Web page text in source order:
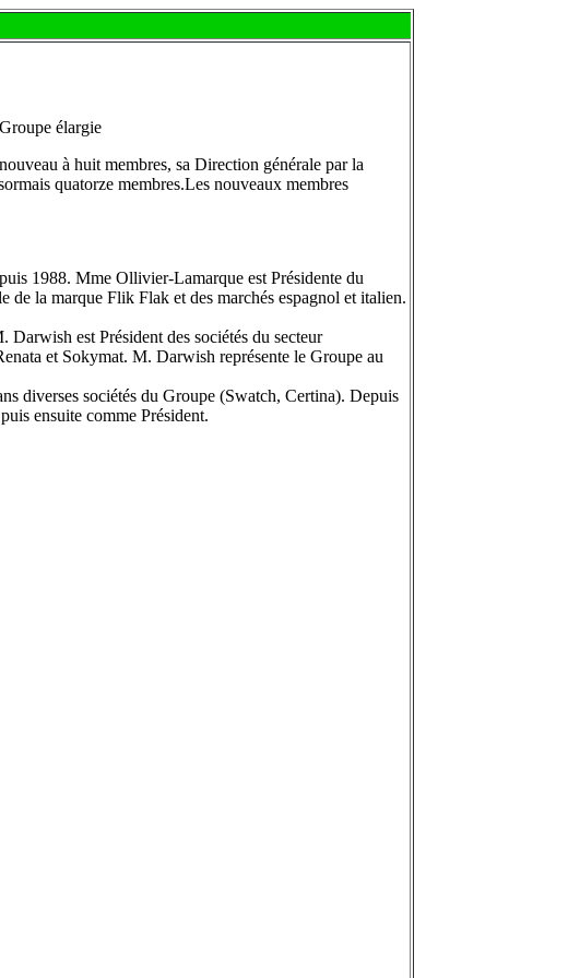
élargie
à huit membres, sa Direction générale par la
quatorze membres.Les nouveaux membres
1988. Mme Ollivier-Lamarque est Présidente du
de la marque Flik Flak et des marchés espagnol et italien.
est Président des sociétés du secteur
et Sokymat. M. Darwish représente le Groupe au
diverses sociétés du Groupe (Swatch, Certina). Depuis
ensuite comme Président.